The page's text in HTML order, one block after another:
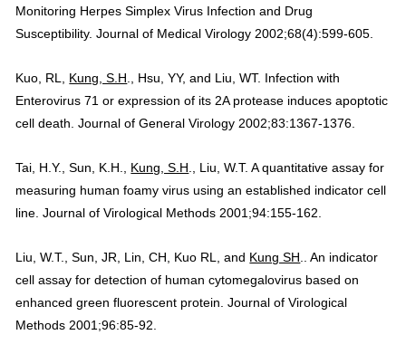
Monitoring Herpes Simplex Virus Infection and Drug
Susceptibility. Journal of Medical Virology 2002;68(4):599-605.
Kuo, RL, Kung, S.H ., Hsu, YY, and Liu, WT. Infection with
Enterovirus 71 or expression of its 2A protease induces apoptotic
cell death. Journal of General Virology 2002;83:1367-1376.
Tai, H.Y., Sun, K.H., Kung, S.H ., Liu, W.T. A quantitative assay for
measuring human foamy virus using an established indicator cell
line. Journal of Virological Methods 2001;94:155-162.
Liu, W.T., Sun, JR, Lin, CH, Kuo RL, and Kung SH .. An indicator
cell assay for detection of human cytomegalovirus based on
enhanced green fluorescent protein. Journal of Virological
Methods 2001;96:85-92.